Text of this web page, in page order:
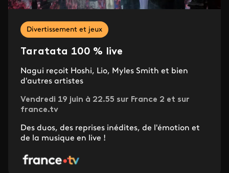
Divertissement et jeux
Taratata 100 % live
Nagui reçoit Hoshi, Lio, Myles Smith et bien
d'autres artistes
Vendredi 19 juin à 22.55 sur France 2 et sur
france.tv
Des duos, des reprises inédites, de l'émotion et
de la musique en live !